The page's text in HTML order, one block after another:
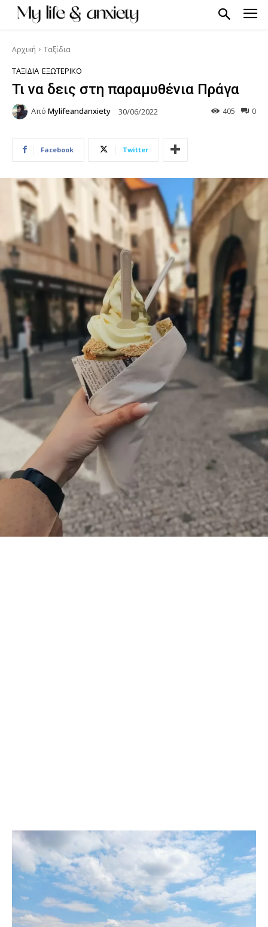
Αρχική Ταξίδια
ΤΑΞΊΔΙΑ ΕΞΩΤΕΡΙΚΌ
Τι να δεις στη παραμυθένια Πράγα
Από Mylifeandanxiety 30/06/2022 0
405
Facebook Twitter